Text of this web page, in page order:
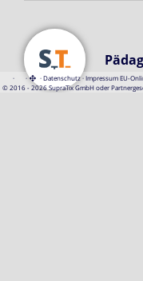
· · ·Datenschutz·Impressum EU-
© 2016 - 2026 SupraTix GmbH oder